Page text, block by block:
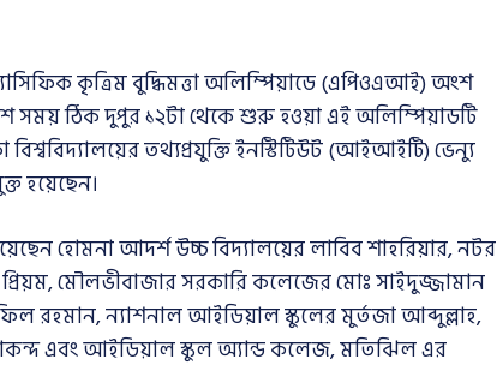
কৃত্রিম বুদ্ধিমত্তা অলিম্পিয়াডে (এপিওএআই) অংশ
সময় ঠিক দুপুর ১২টা থেকে শুরু হওয়া এই অলিম্পিয়াডটি
বিশ্ববিদ্যালয়ের তথ্যপ্রযুক্তি ইনস্টিটিউট (আইআইটি) ভেন্যু
হয়েছেন।
হোমনা আদর্শ উচ্চ বিদ্যালয়ের লাবিব শাহরিয়ার, নটর
মৌলভীবাজার সরকারি কলেজের মোঃ সাইদুজ্জামান
রহমান, ন্যাশনাল আইডিয়াল স্কুলের মুর্তজা আব্দুল্লাহ,
এবং আইডিয়াল স্কুল অ্যান্ড কলেজ, মতিঝিল এর